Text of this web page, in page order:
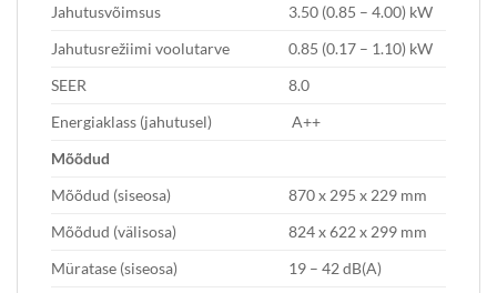
Jahutusvõimsus
3.50 (0.85 – 4.00) kW
Jahutusrežiimi voolutarve
0.85 (0.17 – 1.10) kW
SEER
8.0
Energiaklass (jahutusel)
A++
Mõõdud
Mõõdud (siseosa)
870 x 295 x 229 mm
Mõõdud (välisosa)
824 x 622 x 299 mm
Müratase (siseosa)
19 – 42 dB(A)